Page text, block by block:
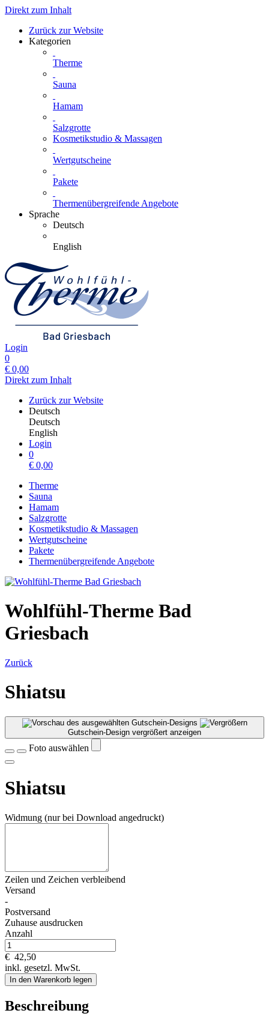
Direkt zum Inhalt
Zurück zur Website
Kategorien
Therme
Sauna
Hamam
Salzgrotte
Kosmetikstudio & Massagen
Wertgutscheine
Pakete
Thermenübergreifende Angebote
Sprache
Deutsch
English
Login
0
€ 0,00
Direkt zum Inhalt
Zurück zur Website
Deutsch
Deutsch
English
Login
0
€ 0,00
Therme
Sauna
Hamam
Salzgrotte
Kosmetikstudio & Massagen
Wertgutscheine
Pakete
Thermenübergreifende Angebote
Wohlfühl-Therme Bad
Griesbach
Zurück
Shiatsu
Gutschein-Design vergrößert anzeigen
Foto auswählen
Shiatsu
Widmung (nur bei Download angedruckt)
Zeilen und Zeichen verbleibend
Versand
-
Postversand
Zuhause ausdrucken
Anzahl
€ 42,50
inkl. gesetzl. MwSt.
In den Warenkorb legen
Beschreibung